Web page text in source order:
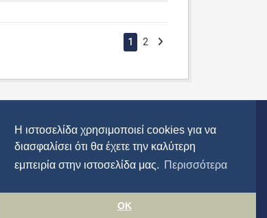
Η ιστοσελίδα χρησιμοποιεί cookies για να
διασφαλίσει ότι θα έχετε την καλύτερη
εμπειρία στην ιστοσελίδα μας. Περισσότερα
OK
1 2
Περιφέρεια Αττικής